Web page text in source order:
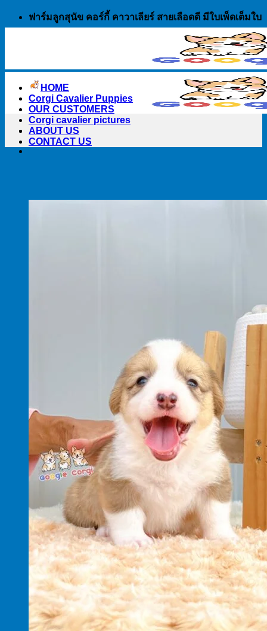
Skip
ฟาร์มลูกสุนัข คอร์กี้ คาวาเลียร์ สายเลือดดี มีใบเพ็ดเต็มใบ
HOME
Corgi Cavalier Puppies
OUR CUSTOMERS
Corgi cavalier pictures
ABOUT US
CONTACT US